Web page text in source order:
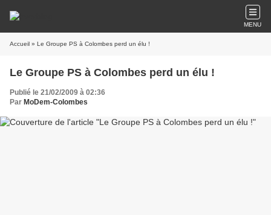
MENU
Accueil » Le Groupe PS à Colombes perd un élu !
Le Groupe PS à Colombes perd un élu !
Publié le 21/02/2009 à 02:36
Par MoDem-Colombes